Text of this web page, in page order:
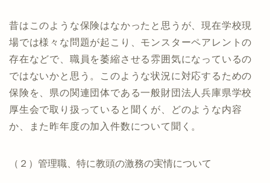
昔はこのような保険はなかったと思うが、現在学校現
場では様々な問題が起こり、モンスターペアレントの
存在などで、職員を萎縮させる雰囲気になっているの
ではないかと思う。このような状況に対応するための
保険を、県の関連団体である一般財団法人兵庫県学校
厚生会で取り扱っていると聞くが、どのような内容
か、また昨年度の加入件数について聞く。
（２）管理職、特に教頭の激務の実情について